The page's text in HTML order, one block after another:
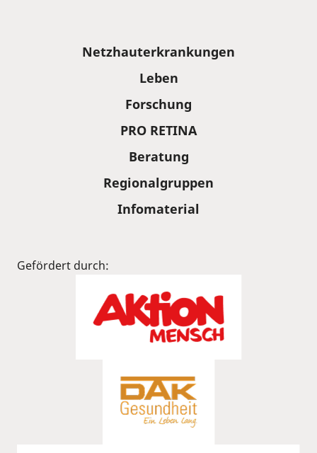
Netzhauterkrankungen
Leben
Forschung
PRO RETINA
Beratung
Regionalgruppen
Infomaterial
Gefördert durch: